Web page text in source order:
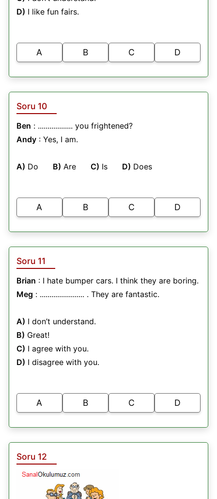
D) I like fun fairs.
A B C D
Soru 10
Ben : .................. you frightened?
Andy: Yes, I am.
A) Do B) Are C) Is D) Does
A B C D
Soru 11
Brian : I hate bumper cars. I think they are boring.
Meg : ....................... . They are fantastic.
A) I don’t understand.
B) Great!
C) I agree with you.
D) I disagree with you.
A B C D
Soru 12